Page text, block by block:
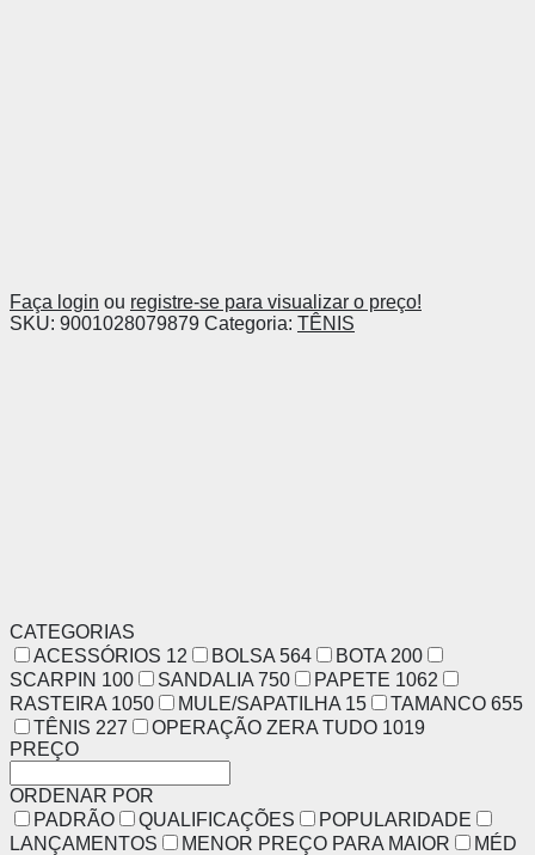
Faça login ou registre-se para visualizar o preço!
SKU: 9001028079879 Categoria: TÊNIS
CATEGORIAS
ACESSÓRIOS 12 BOLSA 564 BOTA 200
SCARPIN 100 SANDALIA 750 PAPETE 1062
RASTEIRA 1050 MULE/SAPATILHA 15 TAMANCO 655
TÊNIS 227 OPERAÇÃO ZERA TUDO 1019
PREÇO
ORDENAR POR
PADRÃO
QUALIFICAÇÕES
POPULARIDADE
LANÇAMENTOS
MENOR PREÇO PARA MAIOR MÉD